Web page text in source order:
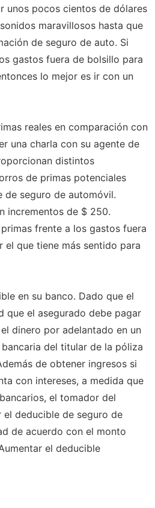
unos pocos cientos de dólares
maravillosos hasta que
de seguro de auto. Si
gastos fuera de bolsillo para
lo mejor es ir con un
reales en comparación con
una charla con su agente de
distintos
de primas potenciales
de seguro de automóvil.
incrementos de $ 250.
frente a los gastos fuera
el que tiene más sentido para
en su banco. Dado que el
que el asegurado debe pagar
dinero por adelantado en un
del titular de la póliza
de obtener ingresos si
con intereses, a medida que
el tomador del
el deducible de seguro de
de acuerdo con el monto
el deducible